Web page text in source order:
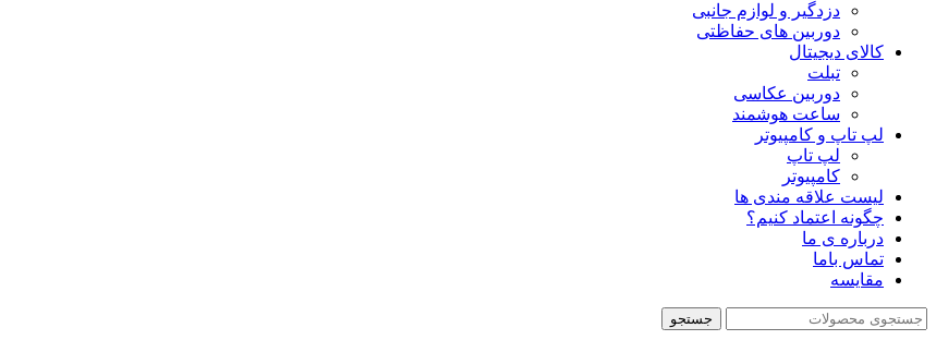
دزدگیر و لوازم جانبی
دوربین های حفاظتی
کالای دیجیتال
تبلت
دوربین عکاسی
ساعت هوشمند
لپ تاپ و کامپیوتر
لپ تاپ
کامپیوتر
لیست علاقه مندی ها
چگونه اعتماد کنیم؟
درباره ی ما
تماس باما
مقایسه
جستجو